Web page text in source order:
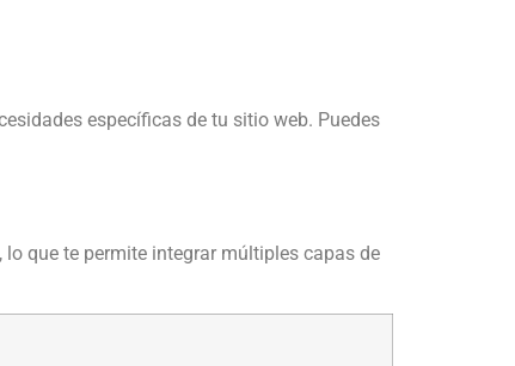
específicas de tu sitio web. Puedes
que te permite integrar múltiples capas de